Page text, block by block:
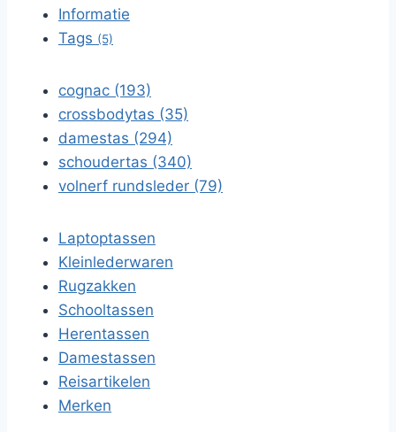
Informatie
Tags (5)
cognac (193)
crossbodytas (35)
damestas (294)
schoudertas (340)
volnerf rundsleder (79)
Laptoptassen
Kleinlederwaren
Rugzakken
Schooltassen
Herentassen
Damestassen
Reisartikelen
Merken